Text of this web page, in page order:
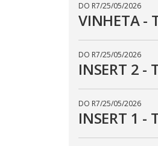
DO R7/25/05/2026
VINHETA -
DO R7/25/05/2026
INSERT 2 -
DO R7/25/05/2026
INSERT 1 -